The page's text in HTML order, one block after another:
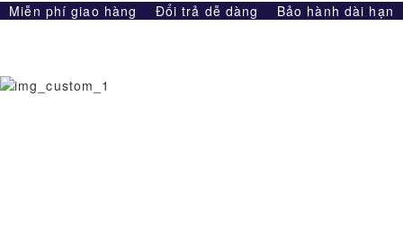
Miễn phí giao hàng Đổi trả dễ dàng Bảo hành dài hạn